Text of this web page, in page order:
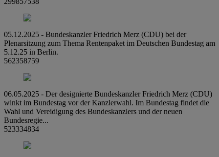
05.12.2025 - Bundeskanzler Friedrich Merz (CDU) bei der
Plenarsitzung zum Thema Rentenpaket im Deutschen Bundestag am
5.12.25 in Berlin.
562358759
06.05.2025 - Der designierte Bundeskanzler Friedrich Merz (CDU)
winkt im Bundestag vor der Kanzlerwahl. Im Bundestag findet die
Wahl und Vereidigung des Bundeskanzlers und der neuen
Bundesregie...
523334834